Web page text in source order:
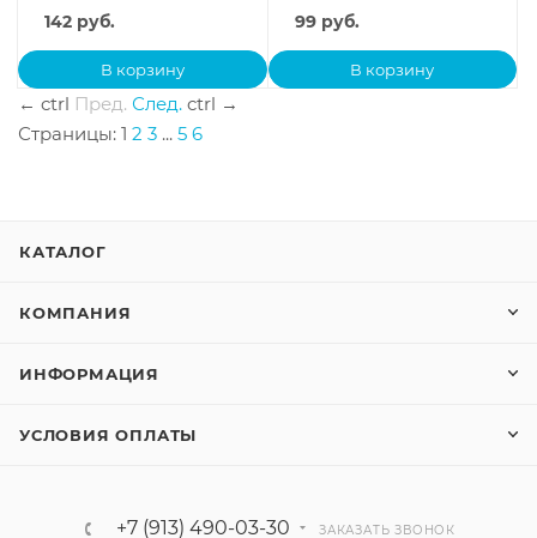
142 руб.
В корзину
99руб.
В корзину
← ctrl Пред. След. ctrl →
Страницы: 1 2 3 ... 5 6
КАТАЛОГ
КОМПАНИЯ
ИНФОРМАЦИЯ
УСЛОВИЯ ОПЛАТЫ
+7 (913) 490-03-30 ЗАКАЗАТЬ ЗВОНОК